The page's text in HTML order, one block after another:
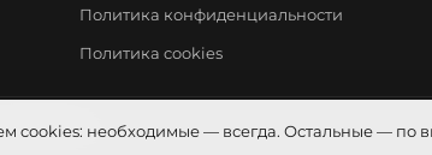
Политика конфиденциальности
Политика cookies
защищены.
cookies: необходимые — всегда. Остальные — по